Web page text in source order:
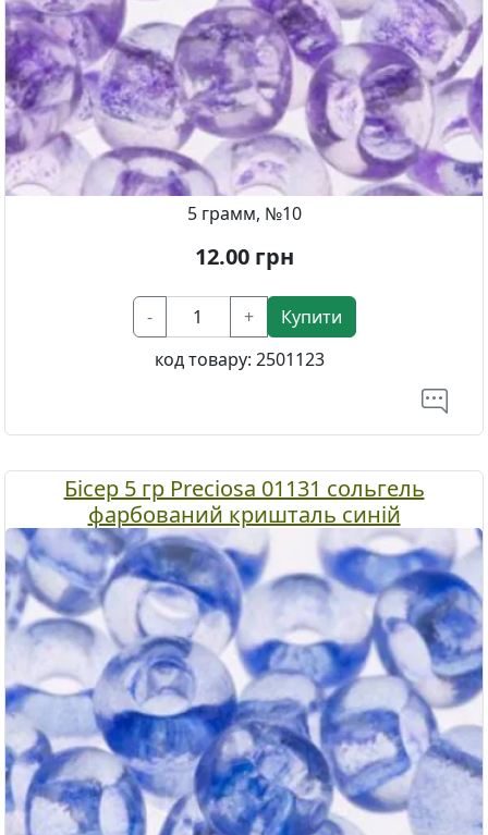
5 грамм, №10
12.00грн
- +
Купити
код товару: 2501123
Бісер 5 гр Preciosa 01131 сольгель
фарбований кришталь синій